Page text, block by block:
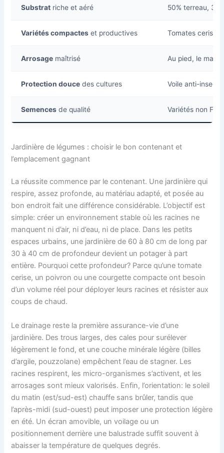
Substrat riche et aéré 50% terreau,
Variétés compactes et productives Tomates
Arrosage maîtrisé Au pied, le
Protection douce des cultures Voile anti-
Semences de qualité Variétés non F1;
Jardinière de légumes : choisir le bon contenant et
l’emplacement gagnant
La réussite commence par le contenant. Une jardinière qui
respire, assez profonde, au matériau adapté, et posée au
bon endroit fait une différence considérable. L’objectif est
simple: créer un environnement stable où les racines ne
manquent ni d’air, ni d’eau, ni de place. Dans les petits
espaces urbains, une jardinière de 60 à 80 cm de long par
30 à 40 cm de profondeur devient un potager à part
entière. Pourquoi cette profondeur? Parce qu’une tomate
cerise, un poivron ou une courgette compacte ont besoin
d’un volume réel pour déployer leurs racines et résister aux
coups de chaud.
Le drainage reste la première assurance-vie d’une
jardinière. Des trous larges, des cales pour surélever
légèrement le fond, et une couche minérale légère (billes
d’argile, pouzzolane) empêchent l’eau de stagner. Les
racines respirent, les micro-organismes s’activent, et les
arrosages sont mieux valorisés. Enfin, l’orientation: le soleil
du matin (est/sud-est) chauffe sans brûler, tandis que
l’après-midi (sud-ouest) peut imposer une protection légère
en été. Un écran amovible, un voilage ou un
positionnement derrière une balustrade suffit souvent à
abaisser la température de quelques degrés.